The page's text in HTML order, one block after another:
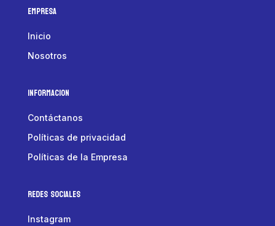
Empresa
Inicio
Nosotros
Informacion
Contáctanos
Políticas de privacidad
Políticas de la Empresa
Redes Sociales
Instagram